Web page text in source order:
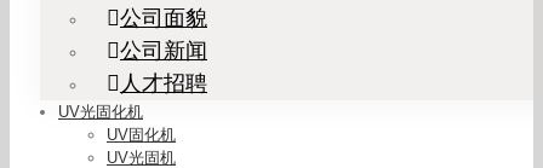
公司面貌
公司新闻
人才招聘
UV光固化机
UV固化机
UV光固机